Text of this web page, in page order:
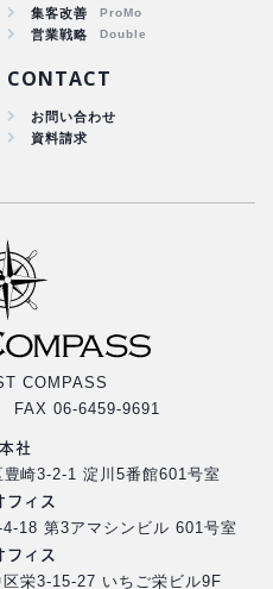
集客改善
営業戦略
CONTACT
お問い合わせ
資料請求
COMPASS
FAX 06-6459-9691
社
崎3-2-1 淀川5番館601号室
フィス
18 第3アマシンビル 601号室
フィス
栄3-15-27 いちご栄ビル9F